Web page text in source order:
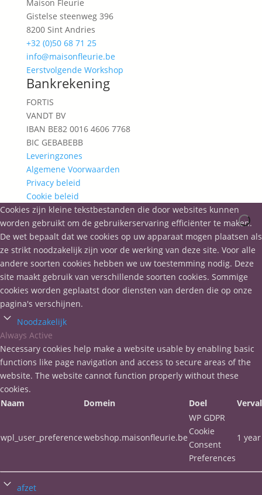
Maison Fleurie
Gistelse steenweg 396
8200 Sint Andries
+32 (0)50 68 71 25
info@maisonfleurie.be
Eerstvolgende Workshop
Bankrekening
FORTIS
VANDT BV
IBAN BE82 0016 4606 7768
BIC GEBABEBB
Leveringzones
Algemene Voorwaarden
Privacy beleid
Cookie beleid
Cookies zijn kleine tekstbestanden die door websites kunnen
worden gebruikt om de gebruikerservaring efficiënter te maken.
De wet bepaalt dat we cookies op uw apparaat mogen plaatsen als
ze strikt noodzakelijk zijn voor de werking van deze site. Voor alle
andere soorten cookies hebben we uw toestemming nodig. Deze
site maakt gebruik van verschillende soorten cookies. Sommige
cookies worden geplaatst door diensten van derden die op onze
pagina's verschijnen.
Noodzakelijk
Always Active
Necessary cookies help make a website usable by enabling basic
functions like page navigation and access to secure areas of the
website. The website cannot function properly without these
cookies.
Naam
Domein Doel
wpl_user_preferencewebshop.maisonfleurie.be
WP GDPR
Cookie
Consent
Preferences
1 year
afzet